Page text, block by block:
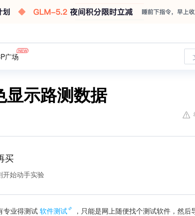
广场
显示路测数据
买
开始动手实验
专业得测试 软件测试
，只能是网上随便找个测试软件，然后